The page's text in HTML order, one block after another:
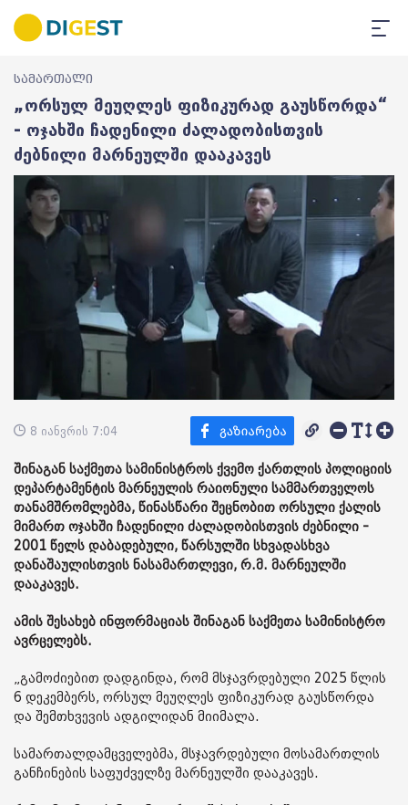
სამართალი
„ორსულ მეუღლეს ფიზიკურად გაუსწორდა“
- ოჯახში ჩადენილი ძალადობისთვის
ძებნილი მარნეულში დააკავეს
8 იანვრის 7:04
შინაგან საქმეთა სამინისტროს ქვემო ქართლის პოლიციის
დეპარტამენტის მარნეულის რაიონული სამმართველოს
თანამშრომლებმა, წინასწარი შეცნობით ორსული ქალის
მიმართ ოჯახში ჩადენილი ძალადობისთვის ძებნილი -
2001 წელს დაბადებული, წარსულში სხვადასხვა
დანაშაულისთვის ნასამართლევი, რ.მ. მარნეულში
დააკავეს.
ამის შესახებ ინფორმაციას შინაგან საქმეთა სამინისტრო
ავრცელებს.
„გამოძიებით დადგინდა, რომ მსჯავრდებული 2025 წლის
6 დეკემბერს, ორსულ მეუღლეს ფიზიკურად გაუსწორდა
და შემთხვევის ადგილიდან მიიმალა.
სამართალდამცველებმა, მსჯავრდებული მოსამართლის
განჩინების საფუძველზე მარნეულში დააკავეს.